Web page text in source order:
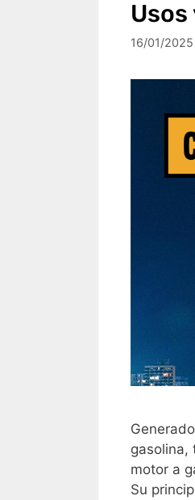
Usos
16/01/2025
gasolina,
motor a
Su